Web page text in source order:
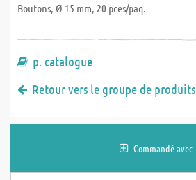
Boutons, Ø 15 mm, 20 pces/paq.
p. catalogue
Retour vers le groupe de produits
Commandé avec